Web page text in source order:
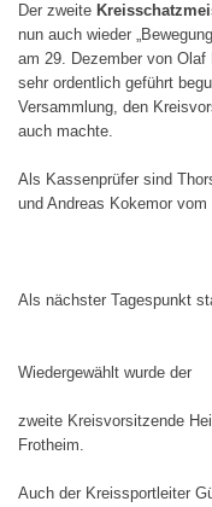
Der zweite
nun auch wieder
am 29. Dezember von
sehr ordentlich geführt
Versammlung, den
auch machte.
Als Kassenprüfer sind
und Andreas Kokemor
Als nächster Tagespunkt
Wiedergewählt wurde der
zweite Kreisvorsitzende
Frotheim.
Auch der Kreissportleiter